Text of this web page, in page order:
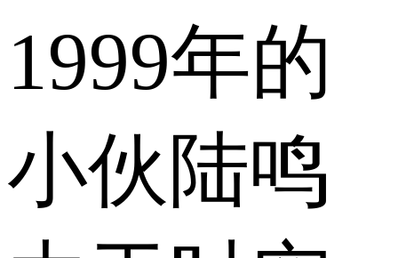
1999年的
小伙陆鸣